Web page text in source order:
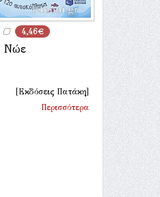
4,46€
Νώε
[Εκδόσεις Πατάκη]
Περισσότερα